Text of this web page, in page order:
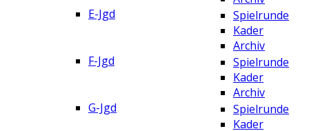
E-Jgd
Spielrunde
Kader
Archiv
F-Jgd
Spielrunde
Kader
Archiv
G-Jgd
Spielrunde
Kader